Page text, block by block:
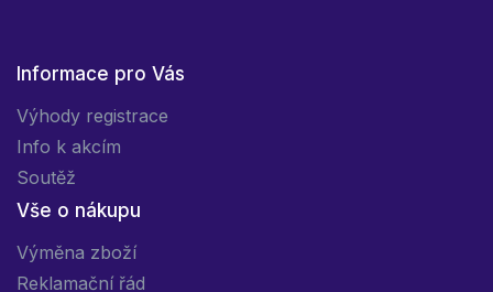
Informace pro Vás
Výhody registrace
Info k akcím
Soutěž
Vše o nákupu
Výměna zboží
Reklamační řád